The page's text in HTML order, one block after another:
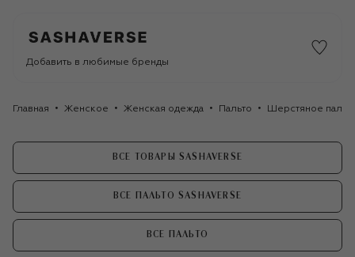
Добавить в любимые бренды
Главная Женское Женская одежда Пальто Шерстяное
ВСЕ ТОВАРЫ SASHAVERSE
ВСЕ ПАЛЬТО SASHAVERSE
ВСЕ ПАЛЬТО